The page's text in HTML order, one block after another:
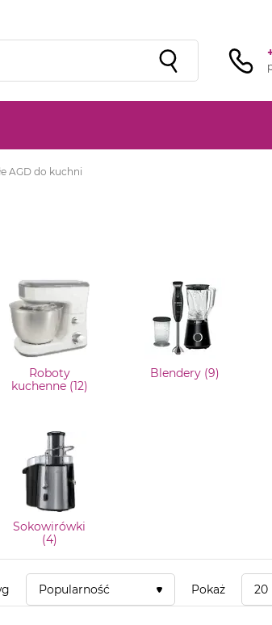
AGD do kuchni
Roboty
kuchenne (12)
Blendery (9)
Sokowirówki
(4)
Popularność Pokaż 20